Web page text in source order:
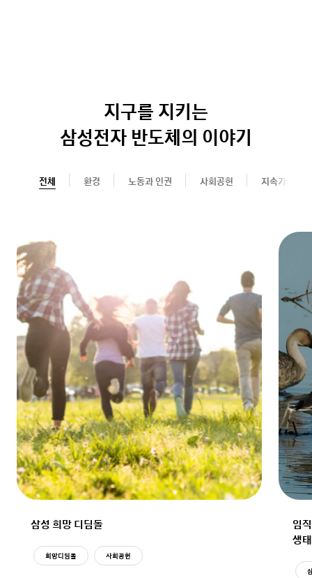
지구를 지키는
삼성전자 반도체의 이야기
전체 환경 노동과 인권 사회공헌 지속가능한
삼성 희망 디딤돌
희망디딤돌 사회공헌
임
생